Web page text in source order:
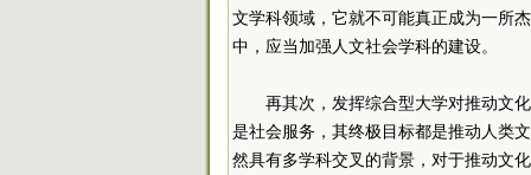
文学科领域，它就不可能真正成为一所
中，应当加强人文社会学科的建设。
再其次，发挥综合型大学对推动文
是社会服务，其终极目标都是推动人类
然具有多学科交叉的背景，对于推动文